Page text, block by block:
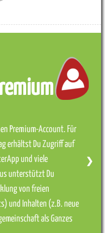
Premium-Account. Für
erhältst Du Zugriff auf
und viele
unterstützt Du
von freien
und Inhalten (z.B. neue
als Ganzes
❯